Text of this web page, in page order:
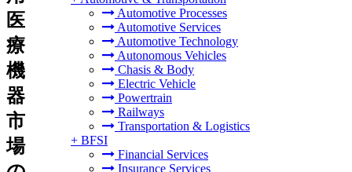
Automotive Processes
Automotive Services
Automotive Technology
Autonomous Vehicles
Chasis & Body
Electric Vehicle
Powertrain
Railways
Transportation & Logistics
+ BFSI
Financial Services
Insurance Services
医
療
機
器
市
場